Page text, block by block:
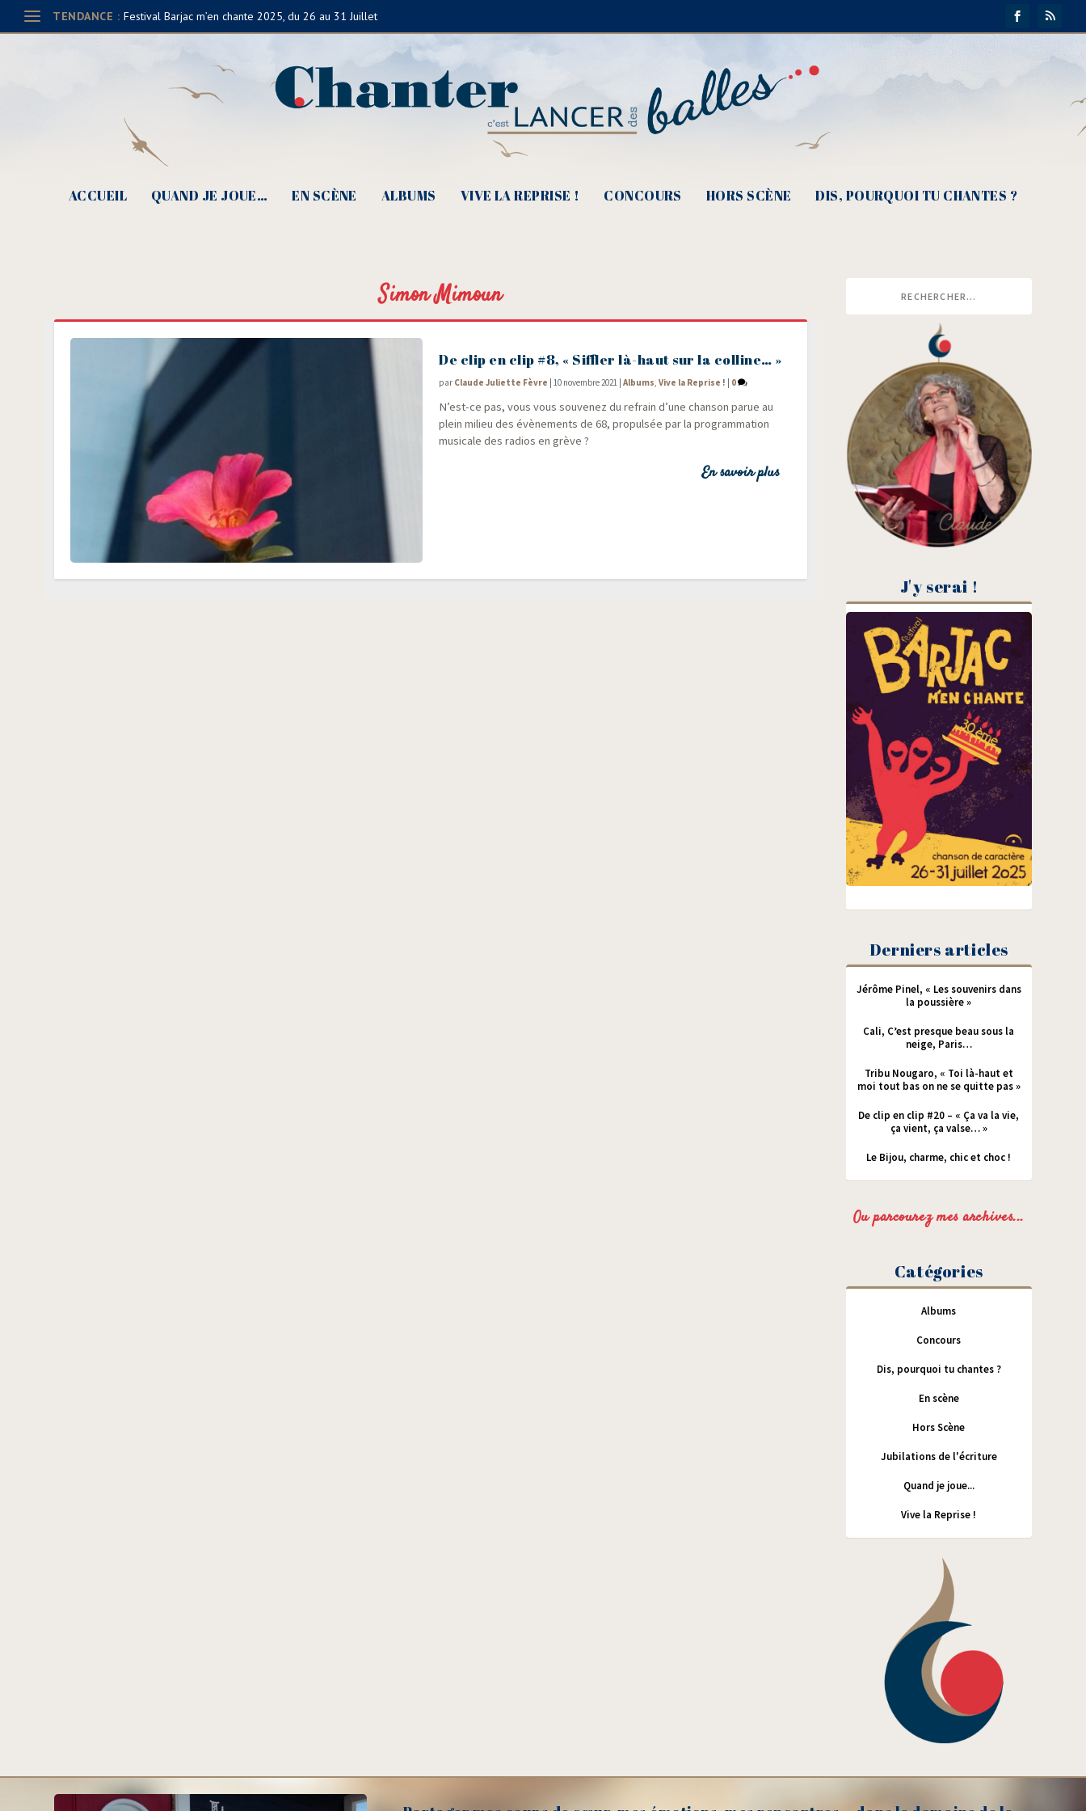
TENDANCE : Festival Barjac m’en chante 2025, du 26 au 31 Juillet
ACCUEIL QUAND JE JOUE… EN SCÈNE ALBUMS VIVE LA REPRISE ! CONCOURS HORS SCÈNE DIS, POURQUOI TU CHANTES ?
Simon Mimoun
De clip en clip #8, « Siffler là-haut sur la colline… »
par Claude Juliette Fèvre |10 novembre 2021 |Albums,Vive la Reprise ! 0
N’est-ce pas, vous vous sou­ve­nez du refrain d’une chan­son parue au
plein milieu des évè­ne­ments de 68, pro­pul­sée par la pro­gram­ma­tion
musi­cale des radios en grève ?
En savoir plus
J'y serai !
Derniers articles
Jérôme Pinel, « Les souvenirs dans
la poussière »
Cali, C’est presque beau sous la
neige, Paris…
Tribu Nougaro, « Toi là-haut et
moi tout bas on ne se quitte pas »
De clip en clip #20 – « Ça va la vie,
ça vient, ça valse… »
Le Bijou, charme, chic et choc !
Ou parcourez mes archives...
Catégories
Albums
Concours
Dis, pourquoi tu chantes ?
En scène
Hors Scène
Jubilations de l'écriture
Quand je joue...
Vive la Reprise !